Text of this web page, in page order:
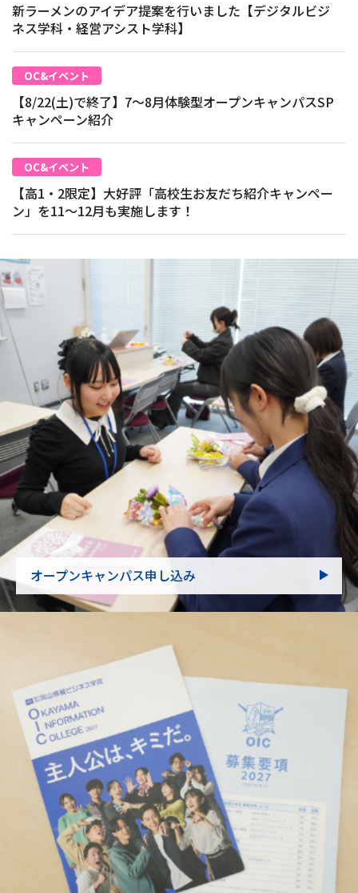
新ラーメンのアイデア提案を行いました【デジタルビジ
ネス学科・経営アシスト学科】
OC&イベント
【8/22(土)で終了】7～8月体験型オープンキャンパスSP
キャンペーン紹介
OC&イベント
【高1・2限定】大好評「高校生お友だち紹介キャンペー
ン」を11～12月も実施します！
オープンキャンパス申し込み